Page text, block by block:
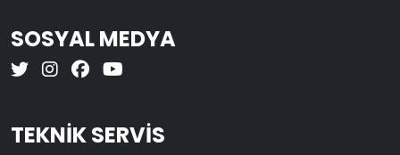
SOSYAL MEDYA
TEKNİK SERVİS